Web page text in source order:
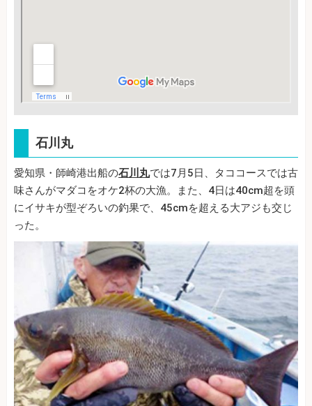
石川丸
愛知県・師崎港出船の石川丸では7月5日、タココースでは古
味さんがマダコをオケ2杯の大漁。また、4日は40cm超を頭
にイサキが型ぞろいの釣果で、45cmを超える大アジも交じ
った。